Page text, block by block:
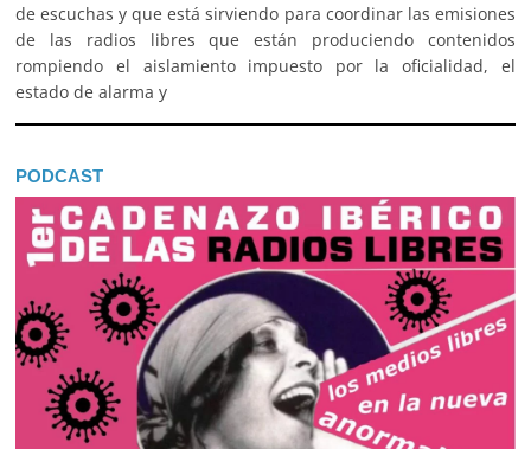
de escuchas y que está sirviendo para coordinar las emisiones
de las radios libres que están produciendo contenidos
rompiendo el aislamiento impuesto por la oficialidad, el
estado de alarma y
PODCAST